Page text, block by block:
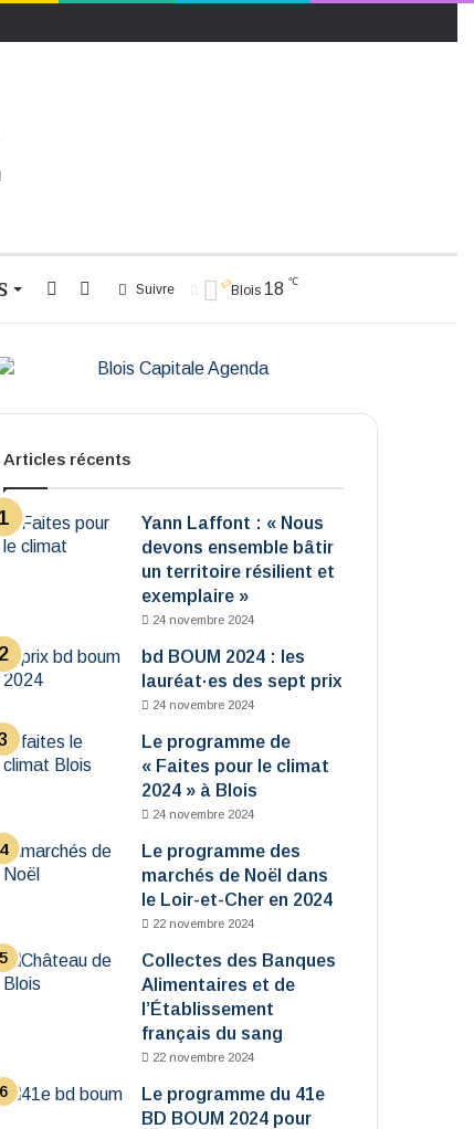
Blois 18 ℃
Suivre
Switch
Rechercher
Articles récents
Yann Laffont : « Nous
devons ensemble bâtir
un territoire résilient et
exemplaire »
24 novembre 2024
bd BOUM 2024 : les
lauréat·es des sept prix
24 novembre 2024
Le programme de
« Faites pour le climat
2024 » à Blois
24 novembre 2024
Le programme des
marchés de Noël dans
le Loir-et-Cher en 2024
22 novembre 2024
Collectes des Banques
Alimentaires et de
l’Établissement
français du sang
22 novembre 2024
Le programme du 41e
BD BOUM 2024 pour